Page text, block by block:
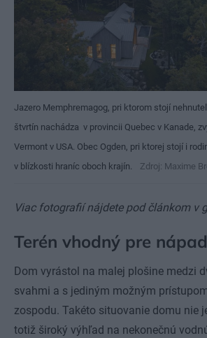
Jazero Memphremagog, pri ktorom stojí
štvrtín nachádza v provincii Quebec v Kanade,
Vermont v USA. Obec Ogden, pri ktorej stojí i
v blízkosti hraníc oboch krajín.
Zdroj: Maxime
Viac fotografií nájdete pod článkom v
Terén vhodný pre
Dom vyrástol na malej plošine medzi
svahmi a s jediným možným
zospodu. Takéto situovanie domu nie
totiž široký výhľad na nekonečnú